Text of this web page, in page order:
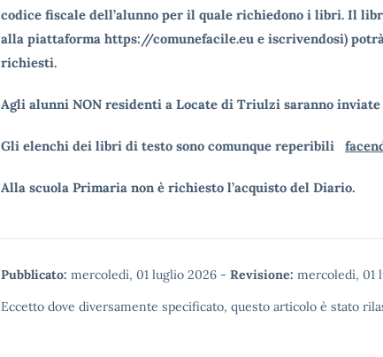
codice fiscale dell’alunno per il quale richiedono i libri. Il
alla piattaforma https://comunefacile.eu e iscrivendosi)
richiesti.
Agli alunni NON residenti a Locate di Triulzi saranno
Gli elenchi dei libri di testo sono comunque reperibili
Alla scuola Primaria non è richiesto l’acquisto del Diario.
Pubblicato: mercoledì, 01 luglio 2026 - Revisione: mercoledì, 01
Eccetto dove diversamente specificato, questo articolo è stato